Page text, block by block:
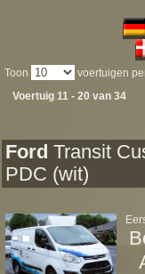
Toon
voertuigen
Voertuig 11 - 20 van 34
Ford Transit
PDC (wit)